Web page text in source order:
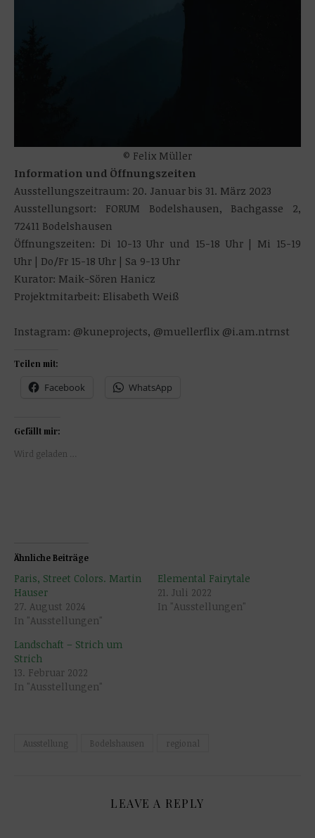
© Felix Müller
Information und Öffnungszeiten
Ausstellungszeitraum: 20. Januar bis 31. März 2023
Ausstellungsort: FORUM Bodelshausen, Bachgasse 2,
72411 Bodelshausen
Öffnungszeiten: Di 10-13 Uhr und 15-18 Uhr | Mi 15-19
Uhr | Do/Fr 15-18 Uhr | Sa 9-13 Uhr
Kurator: Maik-Sören Hanicz
Projektmitarbeit: Elisabeth Weiß
Instagram: @kuneprojects, @muellerflix @i.am.ntrnst
Teilen mit:
Facebook WhatsApp
Gefällt mir:
Wird geladen …
Ähnliche Beiträge
Paris, Street Colors. Martin
Hauser
27. August 2024
In "Ausstellungen"
Elemental Fairytale
21. Juli 2022
In "Ausstellungen"
Landschaft – Strich um
Strich
13. Februar 2022
In "Ausstellungen"
Ausstellung Bodelshausen regional
LEAVE A REPLY